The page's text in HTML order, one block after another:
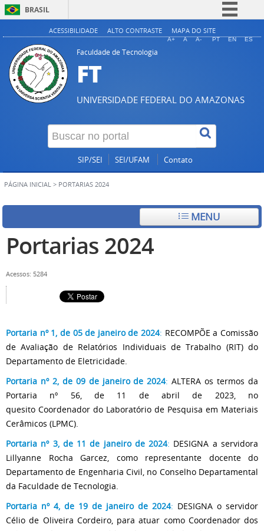
BRASIL
Simplifique!
Legislação
Canais
ACESSIBILIDADE ALTO CONTRASTE MAPA DO SITE
A+ A A- PT EN ES
Faculdade de Tecnologia
FT
UNIVERSIDADE FEDERAL DO AMAZONAS
SIP/SEI SEI/UFAM Contato
PÁGINA INICIAL > PORTARIAS 2024
MENU
Portarias 2024
Acessos: 5284
Portaria nº 1, de 05 de janeiro de 2024: RECOMPÕE a Comissão
de Avaliação de Relatórios Individuais de Trabalho (RIT) do
Departamento de Eletricidade.
Portaria nº 2, de 09 de janeiro de 2024: ALTERA os termos da
Portaria nº 56, de 11 de abril de 2023, no
quesito Coordenador do Laboratório de Pesquisa em Materiais
Cerâmicos (LPMC).
Portaria nº 3, de 11 de janeiro de 2024: DESIGNA a servidora
Lillyanne Rocha Garcez, como representante docente do
Departamento de Engenharia Civil, no Conselho Departamental
da Faculdade de Tecnologia.
Portaria nº 4, de 19 de janeiro de 2024: DESIGNA o servidor
Célio de Oliveira Cordeiro, para atuar como Coordenador dos